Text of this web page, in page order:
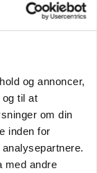
og annoncer,
til at
om din
inden for
med andre
Polsk kylling